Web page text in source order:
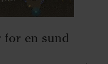
for en sund